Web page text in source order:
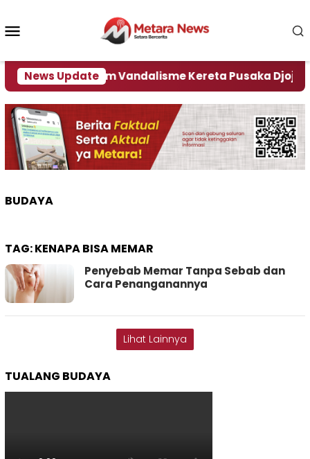
konten
News Update
DK3 Kecam Vandalisme Kereta Pusaka
BUDAYA
TAG:KENAPA BISA MEMAR
Penyebab Memar Tanpa Sebab dan
Cara Penanganannya
Lihat Lainnya
TUALANG BUDAYA